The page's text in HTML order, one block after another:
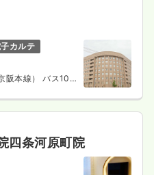
カルテ
阪本線） バス10
四条河原町院